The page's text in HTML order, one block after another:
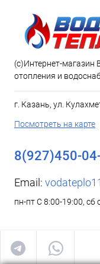
(c)Интернет-магазин
отопления и
г. Казань, ул.
Посмотреть на карте
8(927)450-
Email:
пн-пт С 8:00-19:00, сб